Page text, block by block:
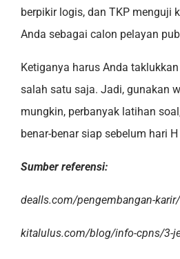
berpikir logis, dan TKP menguji
Anda sebagai calon pelayan
Ketiganya harus Anda
salah satu saja. Jadi, gunakan
mungkin, perbanyak latihan
benar-benar siap sebelum hari
Sumber referensi:
dealls.com/pengembangan-
kitalulus.com/blog/info-cpns/3-